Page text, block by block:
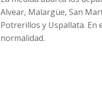
Alvear, Malargüe, San
Potrerillos y Uspallata. En
normalidad.